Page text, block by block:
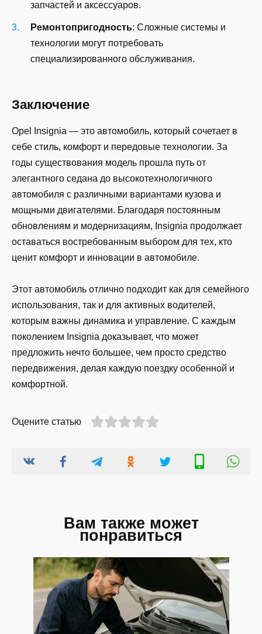
запчастей и аксессуаров.
Ремонтопригодность: Сложные системы и
технологии могут потребовать
специализированного обслуживания.
Заключение
Opel Insignia — это автомобиль, который сочетает в
себе стиль, комфорт и передовые технологии. За
годы существования модель прошла путь от
элегантного седана до высокотехнологичного
автомобиля с различными вариантами кузова и
мощными двигателями. Благодаря постоянным
обновлениям и модернизациям, Insignia продолжает
оставаться востребованным выбором для тех, кто
ценит комфорт и инновации в автомобиле.
Этот автомобиль отлично подходит как для семейного
использования, так и для активных водителей,
которым важны динамика и управление. С каждым
поколением Insignia доказывает, что может
предложить нечто большее, чем просто средство
передвижения, делая каждую поездку особенной и
комфортной.
Оцените статью
Вам также может
понравиться